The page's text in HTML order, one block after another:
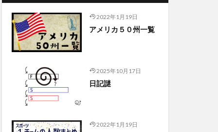
2022年1月19日
アメリカ５０州一覧
2025年10月17日
日記謎
2022年1月19日